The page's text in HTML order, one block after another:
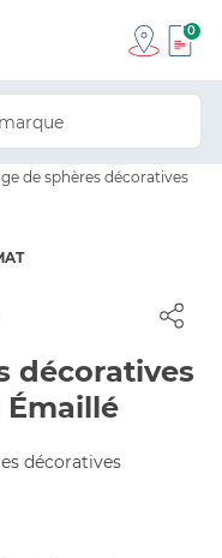
0
de sphères décoratives
décoratives
Émaillé
décoratives